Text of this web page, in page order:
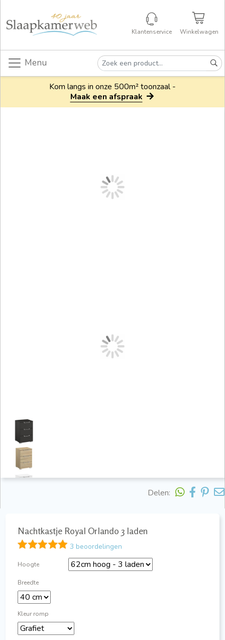
Klantenservice Winkelwagen
Menu
Kom langs in onze 500m² toonzaal -
Maak een afspraak
Delen:
Nachtkastje Royal Orlando 3 laden
3 beoordelingen
Hoogte
Breedte
Kleur romp